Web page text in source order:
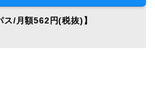
ス/月額562円(税抜)】